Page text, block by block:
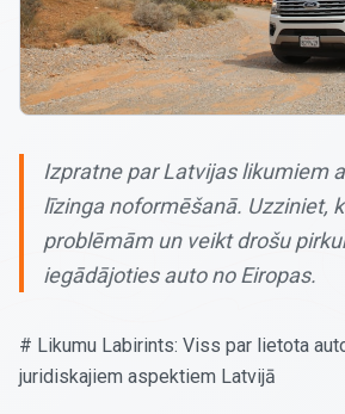
Izpratne par Latvijas likumiem
līzinga noformēšanā. Uzziniet,
problēmām un veikt drošu
iegādājoties auto no Eiropas.
# Likumu Labirints: Viss par lietota
juridiskajiem aspektiem Latvijā